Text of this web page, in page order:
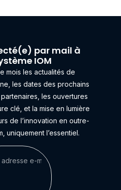
par mail à
IOM
mois les actualités de
les dates des prochains
les ouvertures
clé, et la mise en lumière
de l’innovation en outre-
uniquement l’essentiel.